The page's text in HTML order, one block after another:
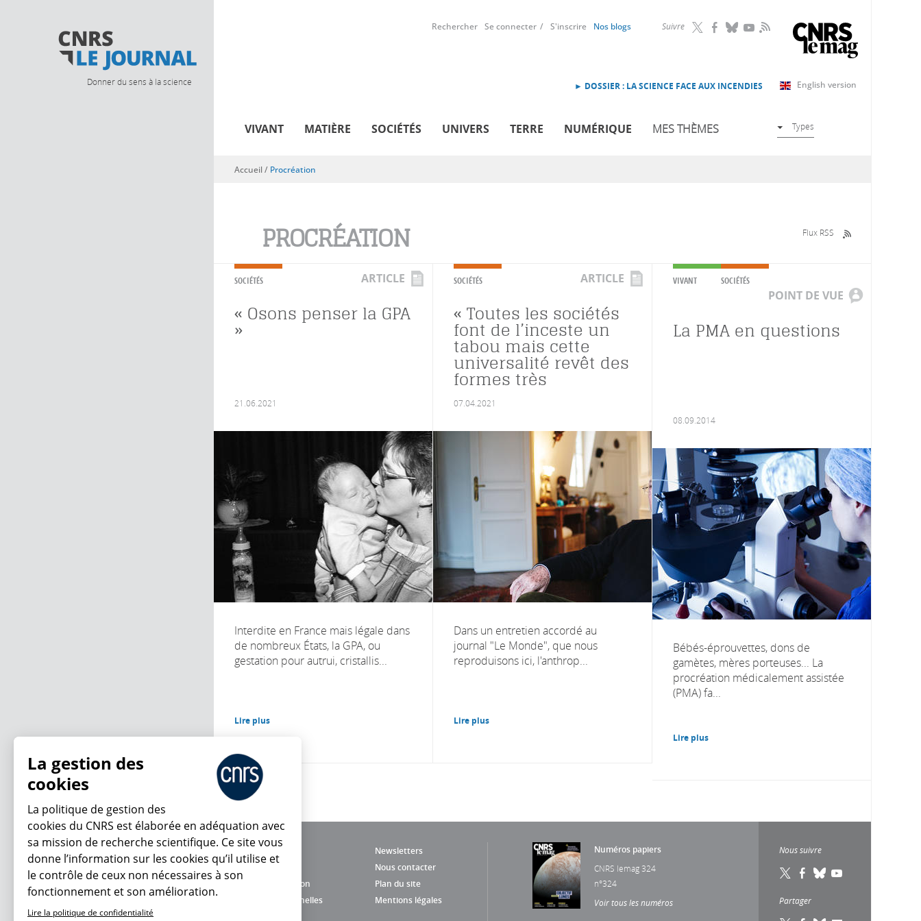
Donner du sens à la science
Suivre RSS
Rechercher Se connecter S'inscrire Nos blogs
English version
► DOSSIER : LA SCIENCE FACE AUX INCENDIES
VIVANT MATIÈRE SOCIÉTÉS UNIVERS TERRE NUMÉRIQUE MES THÈMES Types
Vous êtes ici
Accueil/ Procréation
PROCRÉATION Flux RSS
SOCIÉTÉS ARTICLE
« Osons penser la GPA
»
21.06.2021
Interdite en France mais légale dans
de nombreux États, la GPA, ou
gestation pour autrui, cristallis...
Lire plus
SOCIÉTÉS ARTICLE
« Toutes les sociétés
font de l’inceste un
tabou mais cette
universalité revêt des
formes très
différentes »
07.04.2021
Dans un entretien accordé au
journal "Le Monde", que nous
reproduisons ici, l'anthrop...
Lire plus
VIVANT SOCIÉTÉS
POINT DE VUE
La PMA en questions
08.09.2014
Bébés-éprouvettes, dons de
gamètes, mères porteuses... La
procréation médicalement assistée
(PMA) fa...
Lire plus
Newsletters
Nous contacter
Charte d'utilisation
Plan du site
Données personnelles
Mentions légales
Numéros papiers
CNRS lemag 324
n°324
Voir tous les numéros
Nous suivre
Partager
En ce moment
La gestion des
cookies
La politique de gestion des
cookies du CNRS est élaborée en adéquation avec
sa mission de recherche scientifique. Ce site vous
donne l’information sur les cookies qu’il utilise et
le contrôle de ceux non nécessaires à son
fonctionnement et son amélioration.
Lire la politique de confidentialité